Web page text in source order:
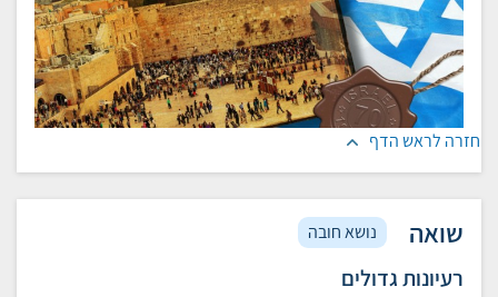
חזרה לראש הדף
שואה נושא חובה
רעיונות גדולים